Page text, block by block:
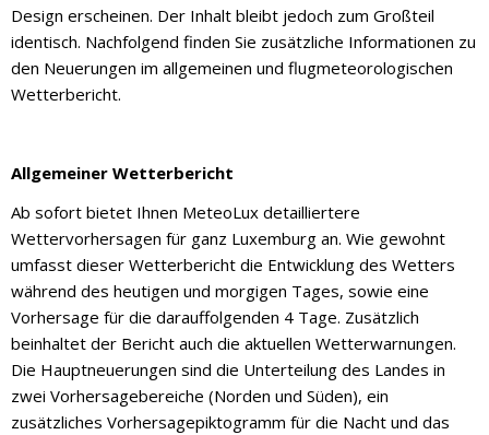
Design erscheinen. Der Inhalt bleibt jedoch zum Großteil
identisch. Nachfolgend finden Sie zusätzliche Informationen zu
den Neuerungen im allgemeinen und flugmeteorologischen
Wetterbericht.
Allgemeiner Wetterbericht
Ab sofort bietet Ihnen MeteoLux detailliertere
Wettervorhersagen für ganz Luxemburg an. Wie gewohnt
umfasst dieser Wetterbericht die Entwicklung des Wetters
während des heutigen und morgigen Tages, sowie eine
Vorhersage für die darauffolgenden 4 Tage. Zusätzlich
beinhaltet der Bericht auch die aktuellen Wetterwarnungen.
Die Hauptneuerungen sind die Unterteilung des Landes in
zwei Vorhersagebereiche (Norden und Süden), ein
zusätzliches Vorhersagepiktogramm für die Nacht und das